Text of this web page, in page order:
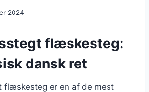
2024
flæskesteg:
dansk ret
flæskesteg er en af de mest